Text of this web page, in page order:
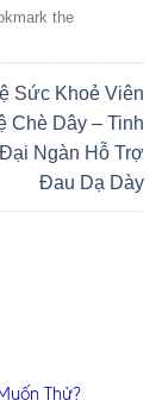
the
Sức Khoẻ Viên
Chè Dây – Tinh
Ngàn Hỗ Trợ
Đau Dạ Dày
Thử?